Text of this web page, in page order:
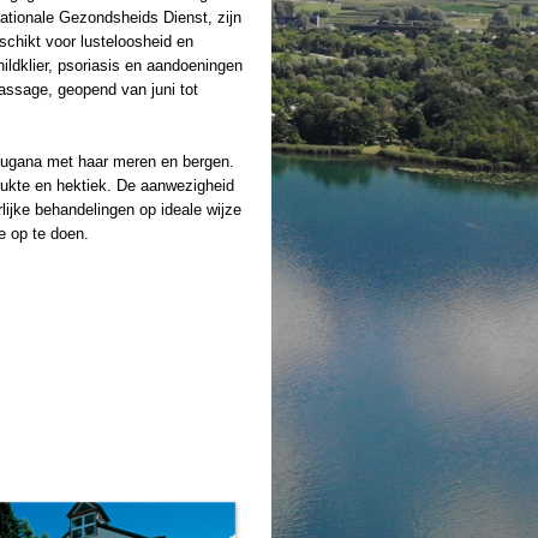
Gezondsheids Dienst, zijn
voor lusteloosheid en
psoriasis en aandoeningen
geopend van juni tot
met haar meren en bergen.
en hektiek. De aanwezigheid
behandelingen op ideale wijze
op te doen.